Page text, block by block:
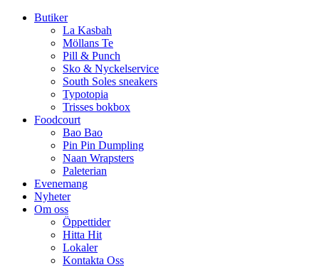
Butiker
La Kasbah
Möllans Te
Pill & Punch
Sko & Nyckelservice
South Soles sneakers
Typotopia
Trisses bokbox
Foodcourt
Bao Bao
Pin Pin Dumpling
Naan Wrapsters
Paleterian
Evenemang
Nyheter
Om oss
Öppettider
Hitta Hit
Lokaler
Kontakta Oss